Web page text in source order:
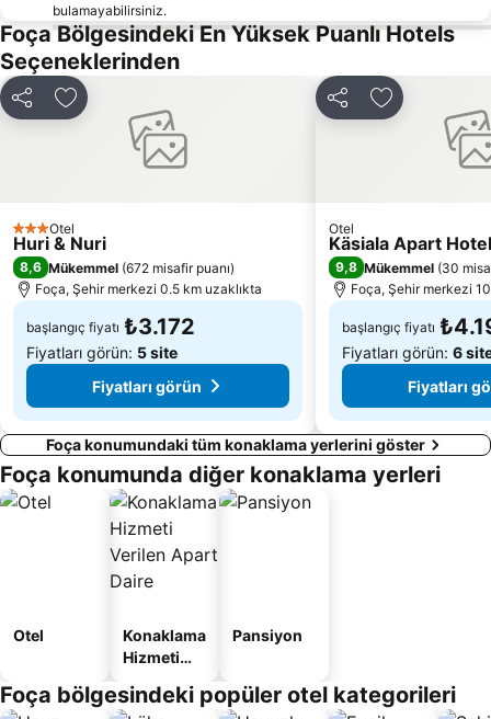
Alsancak İskelesi
Menemen
Göztepe İskelesi
Ege Üniversitesi Metro İstasyonu
Dikili Belediye Plajı
Forum Bornova Alışveriş Merkezi
Mytilene International Airport ''Odysseas Elytis''
Şirinyer Tren Garı
Castle of Mytilini
Kuyucak Plajı
Pasaport Vapur İskelesi
Poligon Metro İstasyonu
İzmir Atatürk Stadı
Özdilek Alışveriş Merkezi
bulamayabilirsiniz.
Foça Bölgesindeki En Yüksek Puanlı Hotels
Seçeneklerinden
Paylaş Favorilerime ekle
3 Yıldız
Otel
Huri & Nuri
8,6 Mükemmel (672 misafir puanı)
Foça, Şehir merkezi 0.5 km uzaklıkta
başlangıç fiyatı ₺3.172
Fiyatları görün: 5 site
Fiyatları görün
Paylaş Favorilerime
Otel
Käsiala Apart
9,8 Mükemmel (30
Foça, Şehir merkezi
başlangıç fiyatı
Fiyatları görün: 6
Fiyatları
Foça konumundaki tüm konaklama yerlerini göster
Foça konumunda diğer konaklama yerleri
Otel
Konaklama
Hizmeti
Apart
Pansiyon
Foça bölgesindeki popüler otel kategorileri